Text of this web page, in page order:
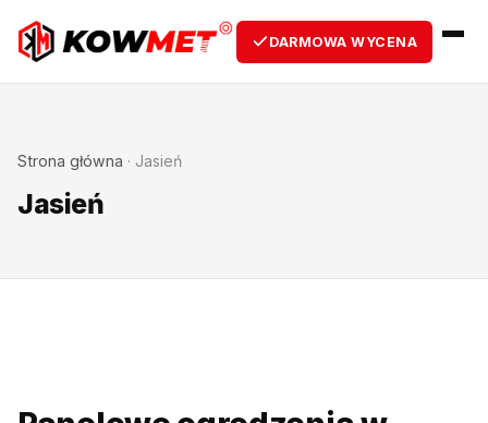
DARMOWA WYCENA
Strona główna · Jasień
Jasień